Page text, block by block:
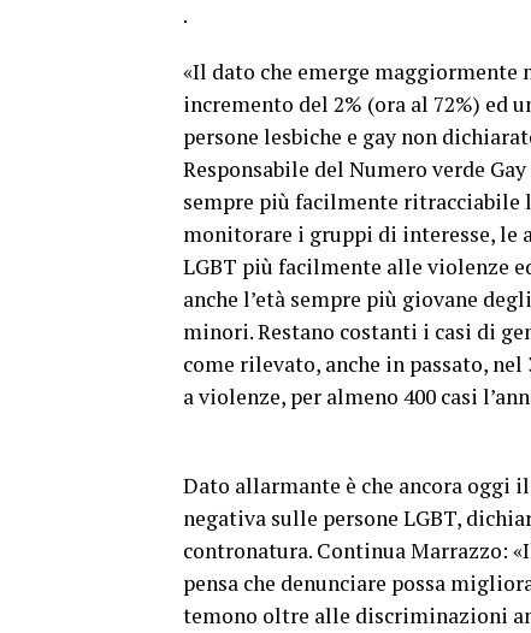
.
«Il dato che emerge
incremento del 2% (ora al 72%) ed
persone lesbiche e gay non
Responsabile del Numero verde
sempre più facilmente ritracciabile
monitorare i gruppi di interesse, le
LGBT più facilmente alle violenze
anche l’età sempre più giovane
minori. Restano costanti i casi di
come rilevato, anche in passato,
a violenze, per almeno 400 casi
Dato allarmante è che ancora oggi
negativa sulle persone LGBT,
contronatura. Continua Marrazzo:
pensa che denunciare possa
temono oltre alle discriminazioni